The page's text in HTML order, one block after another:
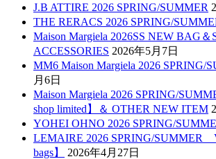
J.B ATTIRE 2026 SPRING/SUMMER
THE RERACS 2026 SPRING/
Maison Margiela 2026SS NEW BAG
ACCESSORIES 2026年5月7日
MM6 Maison Margiela 2026 SPRING/
月6日
Maison Margiela 2026 SPRING/
shop limited】＆ OTHER NEW ITEM
YOHEI OHNO 2026 SPRING/
LEMAIRE 2026 SPRING/
bags】
2026年4月27日